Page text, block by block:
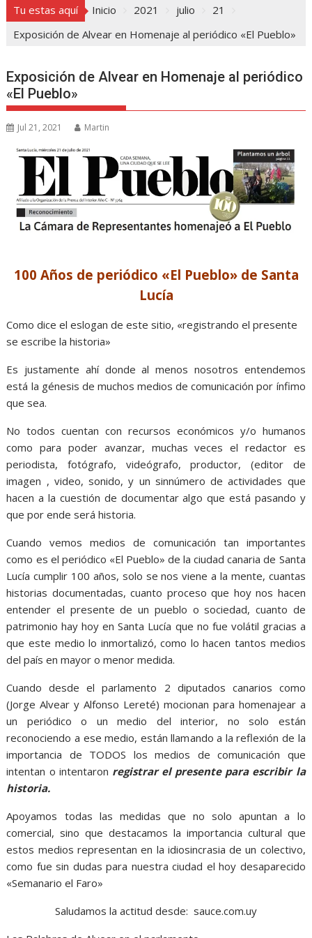
Tu estas aquí Inicio 2021 julio
21
Exposición de Alvear en Homenaje al periódico «El Pueblo»
Exposición de Alvear en Homenaje al periódico
«El Pueblo»
Jul 21, 2021 Martin
100 Años de periódico «El Pueblo» de Santa
Lucía
Como dice el eslogan de este sitio, «registrando el presente
se escribe la historia»
Es justamente ahí donde al menos nosotros entendemos
está la génesis de muchos medios de comunicación por ínfimo
que sea.
No todos cuentan con recursos económicos y/o humanos
como para poder avanzar, muchas veces el redactor es
periodista, fotógrafo, videógrafo, productor, (editor de
imagen , video, sonido, y un sinnúmero de actividades que
hacen a la cuestión de documentar algo que está pasando y
que por ende será historia.
Cuando vemos medios de comunicación tan importantes
como es el periódico «El Pueblo» de la ciudad canaria de Santa
Lucía cumplir 100 años, solo se nos viene a la mente, cuantas
historias documentadas, cuanto proceso que hoy nos hacen
entender el presente de un pueblo o sociedad, cuanto de
patrimonio hay hoy en Santa Lucía que no fue volátil gracias a
que este medio lo inmortalizó, como lo hacen tantos medios
del país en mayor o menor medida.
Cuando desde el parlamento 2 diputados canarios como
(Jorge Alvear y Alfonso Lereté) mocionan para homenajear a
un periódico o un medio del interior, no solo están
reconociendo a ese medio, están llamando a la reflexión de la
importancia de TODOS los medios de comunicación que
intentan o intentaron registrar el presente para escribir la
historia.
Apoyamos todas las medidas que no solo apuntan a lo
comercial, sino que destacamos la importancia cultural que
estos medios representan en la idiosincrasia de un colectivo,
como fue sin dudas para nuestra ciudad el hoy desaparecido
«Semanario el Faro»
Saludamos la actitud desde: sauce.com.uy